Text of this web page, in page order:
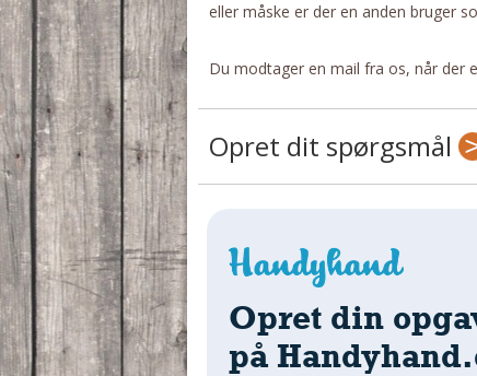
eller måske er der en anden bruger
Du modtager en mail fra os, når der
Opret dit spørgsmål
Opret din
på